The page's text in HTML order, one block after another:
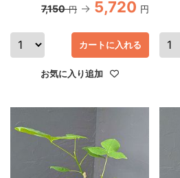
7,150 円 5,720 円
カートに入れる
お気に入り追加